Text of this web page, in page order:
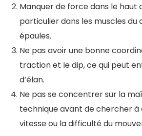
Manquer de force dans le haut
particulier dans les muscles du
épaules.
Ne pas avoir une bonne
traction et le dip, ce qui peut
d’élan.
Ne pas se concentrer sur la
technique avant de chercher
vitesse ou la difficulté du